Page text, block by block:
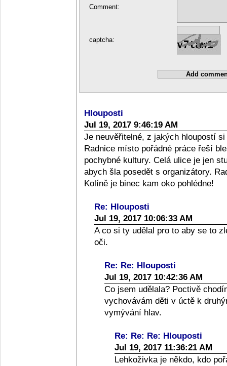
Comment:
captcha:
Hlouposti
Jul 19, 2017 9:46:19 AM
Je neuvěřitelné, z jakých hloupostí
Radnice místo pořádné práce řeší
pochybné kultury. Celá ulice je jen
abych šla posedět s organizátory.
Kolíně je binec kam oko pohlédne!
Re: Hlouposti
Jul 19, 2017 10:06:33 AM
A co si ty udělal pro to aby se to
oči.
Re: Re: Hlouposti
Jul 19, 2017 10:42:36 AM
Co jsem udělala? Poctivě
vychovávám děti v úctě k
vymývání hlav.
Re: Re: Re: Hlouposti
Jul 19, 2017 11:36:21 AM
Lehkoživka je někdo, kdo